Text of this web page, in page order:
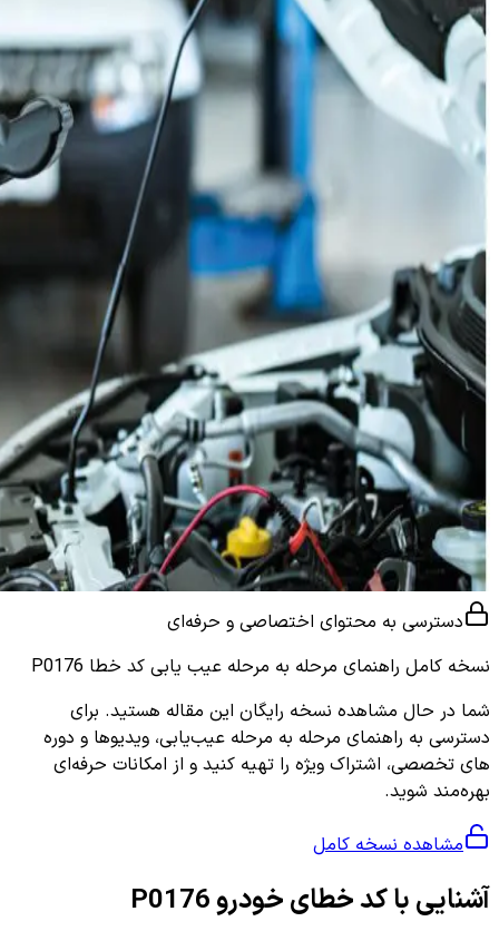
دسترسی به محتوای اختصاصی و حرفه‌ای
نسخه کامل راهنمای مرحله به مرحله عیب یابی کد خطا P0176
شما در حال مشاهده نسخه رایگان این مقاله هستید. برای
دسترسی به راهنمای مرحله به مرحله عیب‌یابی، ویدیوها و دوره
های تخصصی، اشتراک ویژه را تهیه کنید و از امکانات حرفه‌ای
بهره‌مند شوید.
مشاهده نسخه کامل
آشنایی با کد خطای خودرو P0176